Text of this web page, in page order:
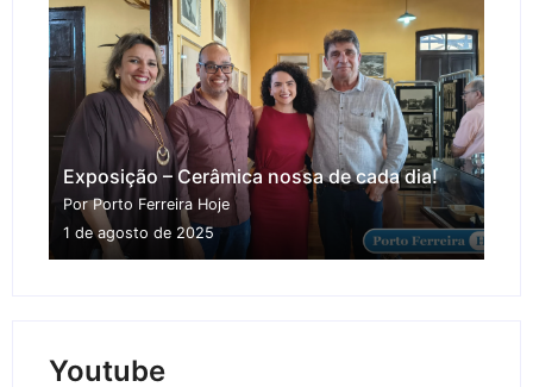
Exposição – Cerâmica nossa de cada dia!
Por Porto Ferreira Hoje
1 de agosto de 2025
Youtube